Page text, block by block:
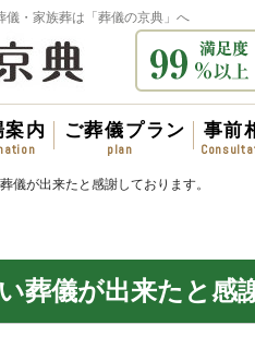
儀・家族葬は「葬儀の京典」へ
案内 ご葬儀プラン 事前
儀が出来たと感謝しております。
葬儀が出来たと感